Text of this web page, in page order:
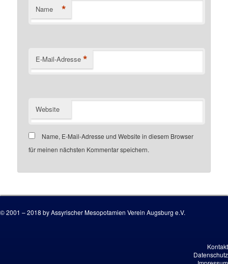
Name *
E-Mail-Adresse *
Website
Name, E-Mail-Adresse und Website in diesem Browser
für meinen nächsten Kommentar speichern.
© 2001 – 2018 by Assyrischer Mesopotamien Verein Augsburg e.V.
Kontakt
Datenschutz